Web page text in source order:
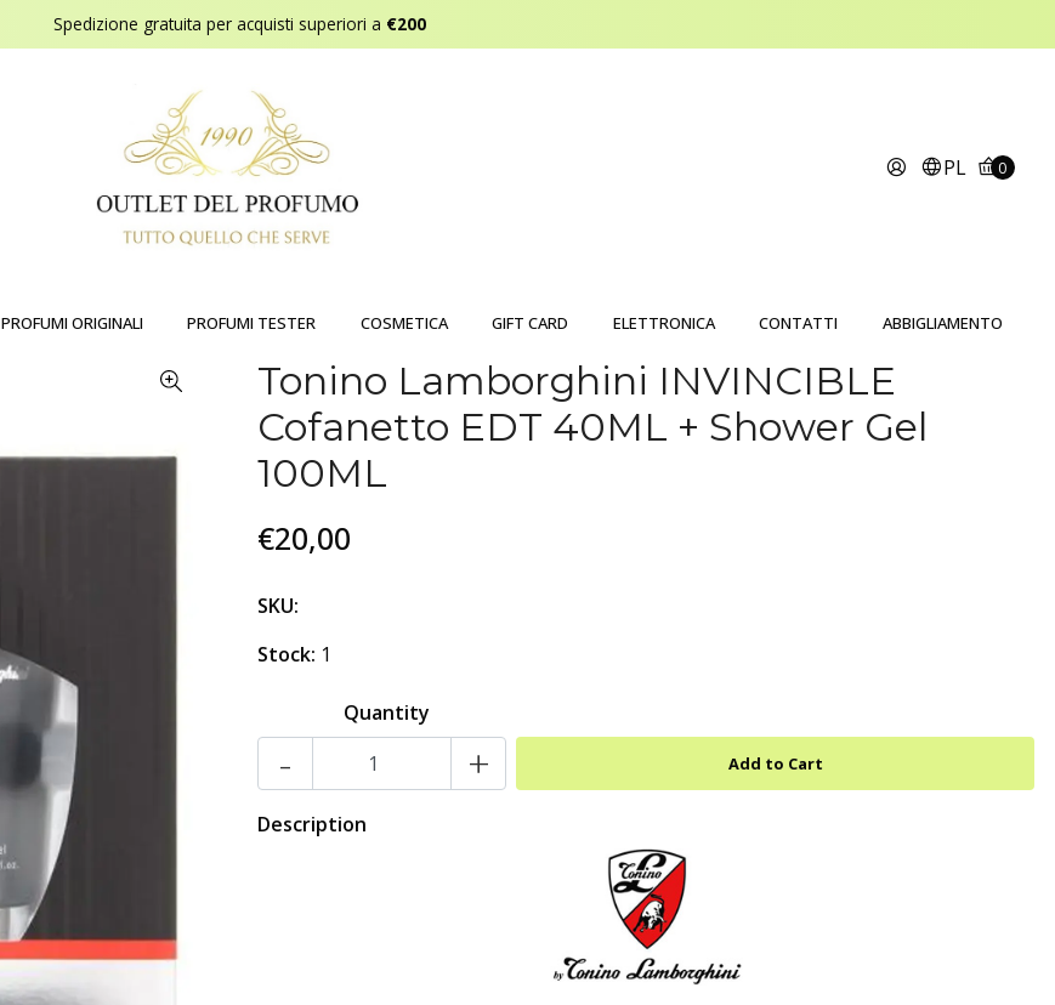
Spedizione gratuita per acquisti superiori a €200
PL 0
PROFUMI ORIGINALI PROFUMI TESTER COSMETICA GIFT CARD ELETTRONICA CONTATTI ABBIGLIAMENTO
Tonino Lamborghini INVINCIBLE
Cofanetto EDT 40ML + Shower Gel
100ML
€20,00
SKU:
Stock: 1
Quantity
- +
Description